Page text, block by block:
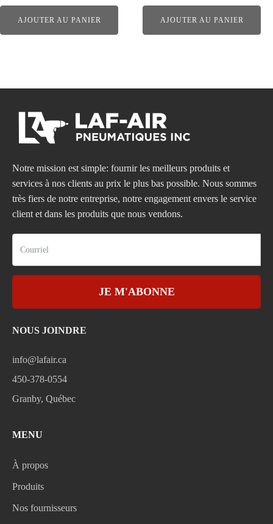
AJOUTER AU PANIER AJOUTER AU PANIER
Notre mission est simple: fournir les meilleurs produits et
services à nos clients au prix le plus bas possible. Nous sommes
très fiers de notre entreprise, notre engagement envers le service
client et dans les produits que nous vendons.
JE M'ABONNE
NOUS JOINDRE
info@lafair.ca
450-378-0554
Granby, Québec
MENU
À propos
Produits
Nos fournisseurs